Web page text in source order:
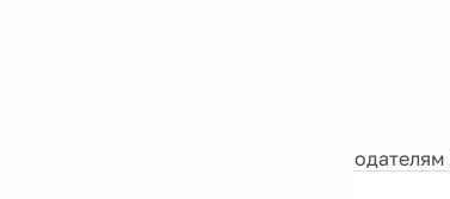
Рекламодателям